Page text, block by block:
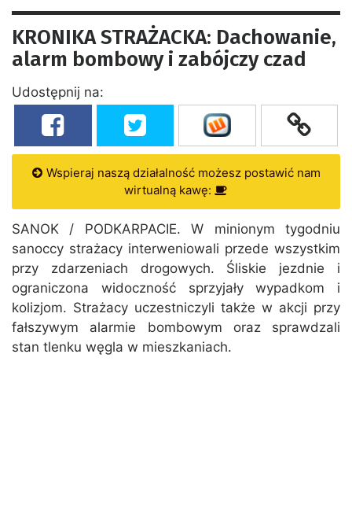
KRONIKA STRAŻACKA: Dachowanie,
alarm bombowy i zabójczy czad
Udostępnij na:
Wspieraj naszą działalność możesz postawić nam
wirtualną kawę:
SANOK / PODKARPACIE. W minionym tygodniu
sanoccy strażacy interweniowali przede wszystkim
przy zdarzeniach drogowych. Śliskie jezdnie i
ograniczona widoczność sprzyjały wypadkom i
kolizjom. Strażacy uczestniczyli także w akcji przy
fałszywym alarmie bombowym oraz sprawdzali
stan tlenku węgla w mieszkaniach.